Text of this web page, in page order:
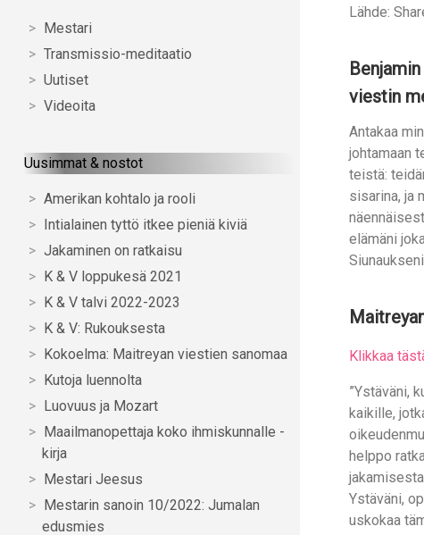
Mestari
Transmissio-meditaatio
Uutiset
Videoita
Uusimmat & nostot
Amerikan kohtalo ja rooli
Intialainen tyttö itkee pieniä kiviä
Jakaminen on ratkaisu
K & V loppukesä 2021
K & V talvi 2022-2023
K & V: Rukouksesta
Kokoelma: Maitreyan viestien sanomaa
Kutoja luennolta
Luovuus ja Mozart
Maailmanopettaja koko ihmiskunnalle -
kirja
Mestari Jeesus
Mestarin sanoin 10/2022: Jumalan
edusmies
Lähde:
viestin
Antakaa
johtamaan
teistä:
sisarina, ja
elämäni
Klikkaa
”Ystäväni,
kaikille,
helppo
Ystäväni,
uskokaa